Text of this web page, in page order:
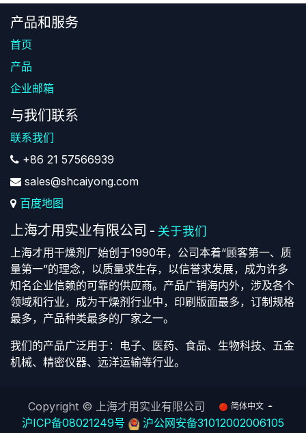
产品和服务
首页
产品
企业邮箱
与我们联系
联系我们
+86 21 57566939
sales@shcaiyong.com
百度地图
上海才用实业有限公司 - 关于我们
上海才用干燥剂厂始创于1990年，公司本着“顾客第一、质
量第一”的理念，以质量求生存，以信誉求发展，成为许多
知名企业信赖的可靠的供应商。产品广销海内外，涉及各个
领域和行业，成为干燥剂行业中，印刷版面最多，订制规格
最多，产品种类最多的厂家之一。
我们的产品广泛用于：电子、医药、食品、生物科技、五金
机械、精密仪器、远洋运输等行业。
Copyright © 上海才用实业有限公司 简体中文
沪ICP备08021249号 沪公网安备31012002006105